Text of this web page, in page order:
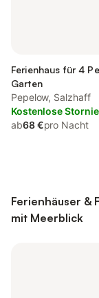
Ferienhaus für 4
Garten
Pepelow, Salzhaff
Kostenlose
ab68 €pro Nacht
Ferienhäuser &
mit Meerblick